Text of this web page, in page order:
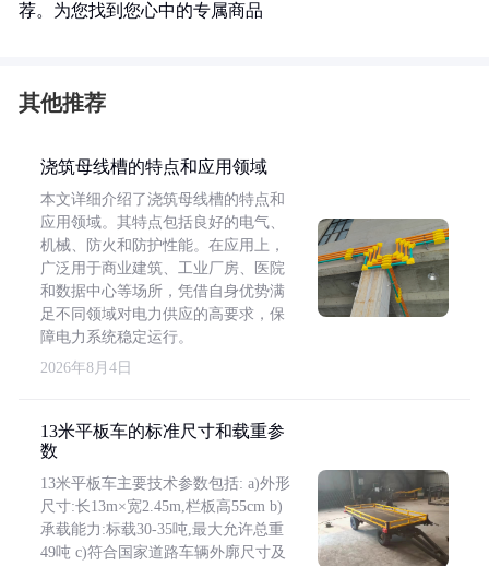
荐。为您找到您心中的专属商品
其他推荐
浇筑母线槽的特点和应用领域
本文详细介绍了浇筑母线槽的特点和
应用领域。其特点包括良好的电气、
机械、防火和防护性能。在应用上，
广泛用于商业建筑、工业厂房、医院
和数据中心等场所，凭借自身优势满
足不同领域对电力供应的高要求，保
障电力系统稳定运行。
2026年8月4日
13米平板车的标准尺寸和载重参
数
13米平板车主要技术参数包括: a)外形
尺寸:长13m×宽2.45m,栏板高55cm b)
承载能力:标载30-35吨,最大允许总重
49吨 c)符合国家道路车辆外廓尺寸及